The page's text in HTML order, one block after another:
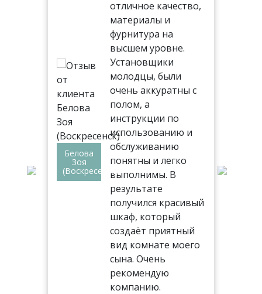
Белова
Зоя
(Воскресенск)
отличное качество,
материалы и
фурнитура на
высшем уровне.
Установщики
молодцы, были
очень аккуратны с
полом, а
инструкции по
использованию и
обслуживанию
понятны и легко
выполнимы. В
результате
получился красивый
шкаф, который
создаёт приятный
вид комнате моего
сына. Очень
рекомендую
компанию.